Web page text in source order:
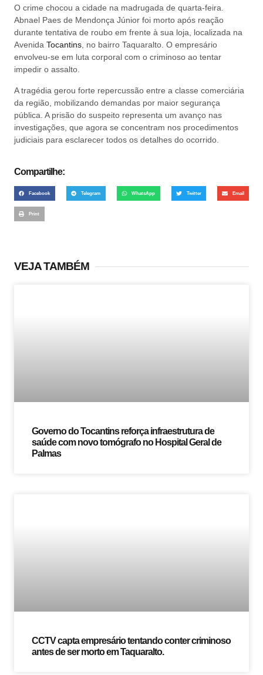
O crime chocou a cidade na madrugada de quarta-feira.
Abnael Paes de Mendonça Júnior foi morto após reação
durante tentativa de roubo em frente à sua loja, localizada na
Avenida Tocantins , no bairro Taquaralto. O empresário
envolveu-se em luta corporal com o criminoso ao tentar
impedir o assalto.
A tragédia gerou forte repercussão entre a classe comerciária
da região, mobilizando demandas por maior segurança
pública. A prisão do suspeito representa um avanço nas
investigações, que agora se concentram nos procedimentos
judiciais para esclarecer todos os detalhes do ocorrido.
Compartilhe:
Facebook Telegram WhatsApp Twitter Email
Print
VEJA TAMBÉM
Governo do Tocantins reforça infraestrutura de
saúde com novo tomógrafo no Hospital Geral de
Palmas
CCTV capta empresário tentando conter criminoso
antes de ser morto em Taquaralto.